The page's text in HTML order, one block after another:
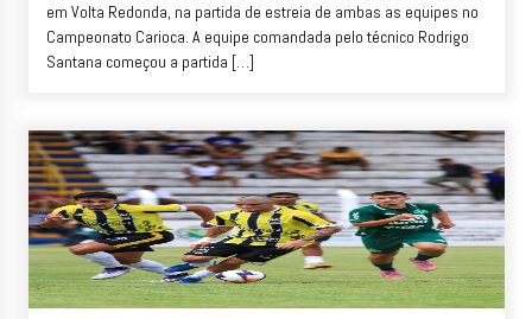
em Volta Redonda, na partida de estreia de ambas as equipes no
Campeonato Carioca. A equipe comandada pelo técnico Rodrigo
Santana começou a partida […]